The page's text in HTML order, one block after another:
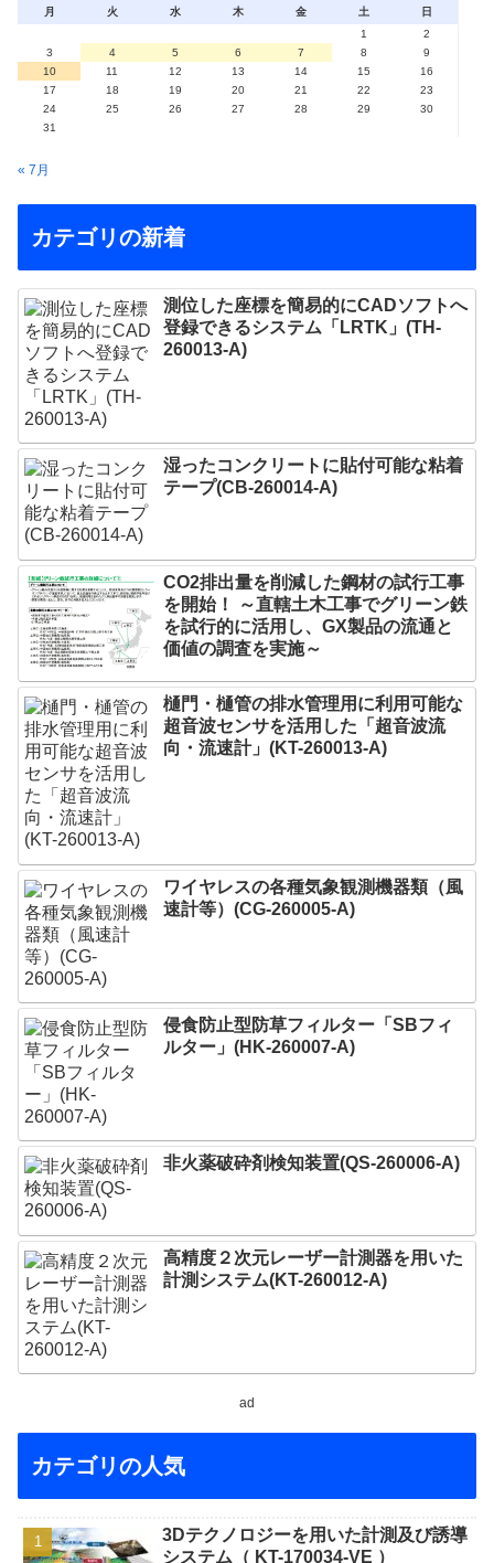
月 火 水 木 金 土
日
1
2
3
4 5 6 7 8
9
10
11 12 13 14 15
16
17
18 19 20 21 22
23
24
25 26 27 28 29
30
31
« 7月
カテゴリの新着
測位した座標を簡易的にCADソフトへ
登録できるシステム「LRTK」(TH-
260013-A)
湿ったコンクリートに貼付可能な粘着
テープ(CB-260014-A)
CO2排出量を削減した鋼材の試行工事
を開始！ ～直轄土木工事でグリーン鉄
を試行的に活用し、GX製品の流通と
価値の調査を実施～
樋門・樋管の排水管理用に利用可能な
超音波センサを活用した「超音波流
向・流速計」(KT-260013-A)
ワイヤレスの各種気象観測機器類（風
速計等）(CG-260005-A)
侵食防止型防草フィルター「SBフィ
ルター」(HK-260007-A)
非火薬破砕剤検知装置(QS-260006-A)
高精度２次元レーザー計測器を用いた
計測システム(KT-260012-A)
ad
カテゴリの人気
3Dテクノロジーを用いた計測及び誘導
システム（ KT-170034-VE ）